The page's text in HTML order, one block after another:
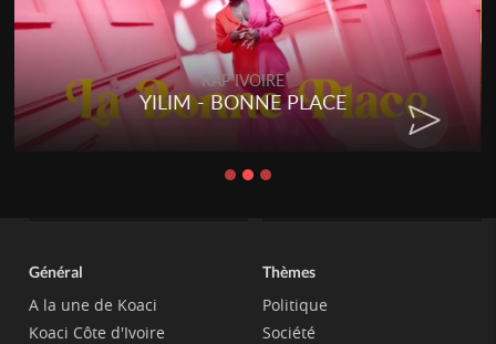
RAP IVOIRE
YILIM - BONNE PLACE
Général
A la une de Koaci
Koaci Côte d'Ivoire
Thèmes
Politique
Société